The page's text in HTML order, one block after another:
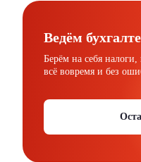
Ведём
Берём на себя
всё вовремя и без